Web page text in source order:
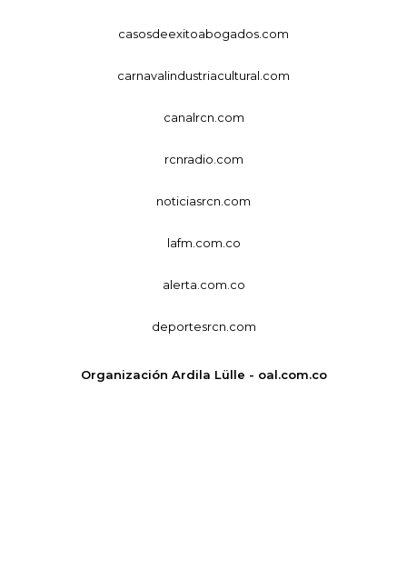
casosdeexitoabogados.com
carnavalindustriacultural.com
canalrcn.com
rcnradio.com
noticiasrcn.com
lafm.com.co
alerta.com.co
deportesrcn.com
Organización Ardila Lülle - oal.com.co